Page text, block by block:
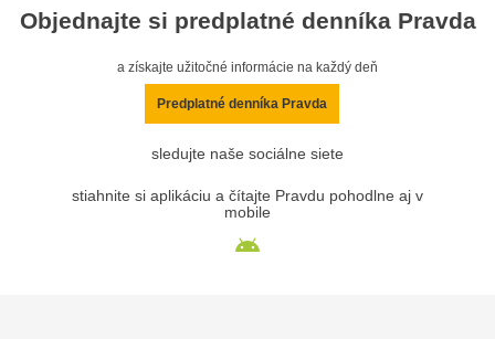
Objednajte si predplatné denníka Pravda
a získajte užitočné informácie na každý deň
Predplatné denníka Pravda
sledujte naše sociálne siete
stiahnite si aplikáciu a čítajte Pravdu pohodlne aj v
mobile